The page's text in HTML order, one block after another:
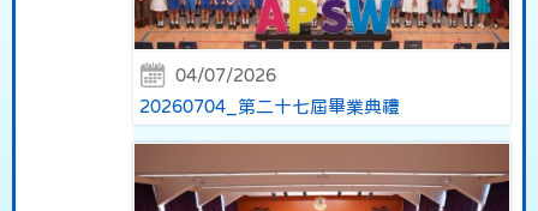
04/07/2026
20260704_第二十七屆畢業典禮